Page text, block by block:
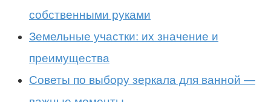
собственными руками
Земельные участки: их значение и
преимущества
Советы по выбору зеркала для ванной —